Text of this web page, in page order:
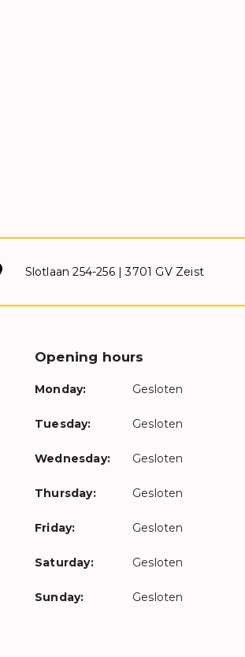
Slotlaan 254-256 | 3701 GV Zeist
Opening hours
Monday: Gesloten
Tuesday: Gesloten
Wednesday: Gesloten
Thursday: Gesloten
Friday: Gesloten
Saturday: Gesloten
Sunday: Gesloten